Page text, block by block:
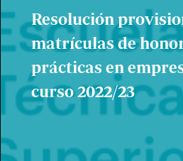
Resolución
matrículas de
prácticas en
curso 2022/23